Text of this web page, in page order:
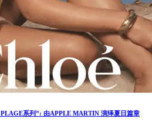
系列”: 由APPLE MARTIN 演绎夏日篇章